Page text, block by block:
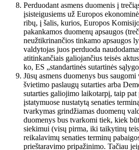
Perduodant asmens duomenis į
įsisteigusiems už Europos
ribų, į šalis, kurios, Europos
pakankamos duomenų apsaugos
neužtikrinančios tinkamo apsaugos
valdytojas juos perduoda
atitinkančiais galiojančius teisės
ko, ES „standartinės sutartinės
Jūsų asmens duomenys bus
švietimo paslaugų sutarties arba
sutarties galiojimo laikotarpį, taip
įstatymuose nustatytą senaties
tvarkymas grindžiamas duomenų
duomenys bus tvarkomi tiek, kiek
siekimui (visų pirma, iki taikytinų
reikalavimų senaties terminų
prieštaravimo pripažinimo. Tačiau